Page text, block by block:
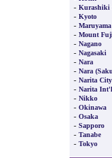
- Kurashiki
- Kyoto
- Maruyama
- Mount
- Nagano
- Nagasaki
- Nara
- Nara
- Narita City
- Narita
- Nikko
- Okinawa
- Osaka
- Sapporo
- Tanabe
- Tokyo